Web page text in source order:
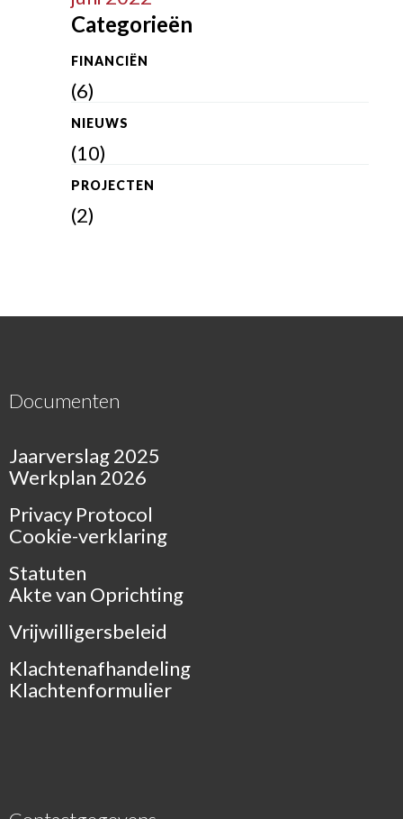
Categorieën
FINANCIËN
(6)
NIEUWS
(10)
PROJECTEN
(2)
Documenten
Jaarverslag 2025
Werkplan 2026
Privacy Protocol
Cookie-verklaring
Statuten
Akte van Oprichting
Vrijwilligersbeleid
Klachtenafhandeling
Klachtenformulier